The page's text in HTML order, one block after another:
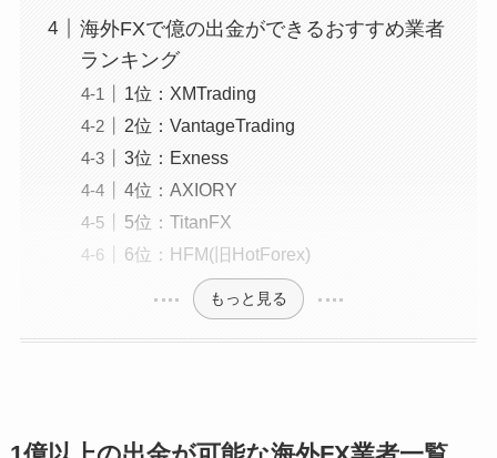
海外FXで億の出金ができるおすすめ業者
ランキング
1位：XMTrading
2位：VantageTrading
3位：Exness
4位：AXIORY
5位：TitanFX
6位：HFM(旧HotForex)
もっと見る